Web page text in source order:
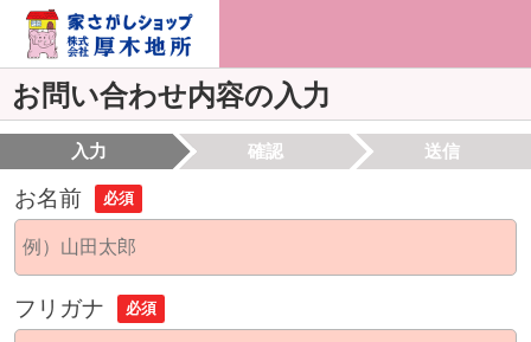
お問い合わせ内容の入力
入力 確認 送信
お名前 必須
フリガナ 必須